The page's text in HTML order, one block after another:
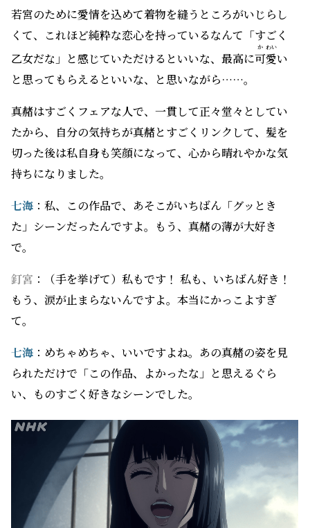
若宮のために愛情を込めて着物を縫うところがいじらし
くて、これほど純粋な恋心を持っているなんて「すごく
乙女だな」と感じていただけるといいな、最高に可
か
愛
わい
い
と思ってもらえるといいな、と思いながら……。
真赭はすごくフェアな人で、一貫して正々堂々としてい
たから、自分の気持ちが真赭とすごくリンクして、髪を
切った後は私自身も笑顔になって、心から晴れやかな気
持ちになりました。
七海 ：私、この作品で、あそこがいちばん「グッとき
た」シーンだったんですよ。もう、真赭の薄が大好き
で。
釘宮 ：（手を挙げて）私もです！ 私も、いちばん好き！
もう、涙が止まらないんですよ。本当にかっこよすぎ
て。
七海 ：めちゃめちゃ、いいですよね。あの真赭の姿を見
られただけで「この作品、よかったな」と思えるぐら
い、ものすごく好きなシーンでした。